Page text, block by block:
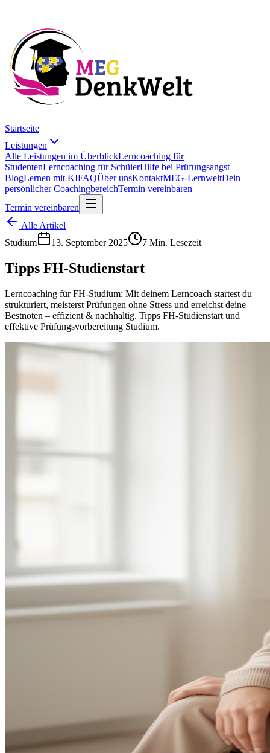
Startseite
Leistungen
Alle Leistungen im ÜberblickLerncoaching für
StudentenLerncoaching für SchülerHilfe bei Prüfungsangst
BlogLernen mit KIFAQÜber unsKontaktMEG-LernweltDein
persönlicher CoachingbereichTermin vereinbaren
Termin vereinbaren
Alle Artikel
Studium
13. September 2025 7 Min. Lesezeit
Tipps FH-Studienstart
Lerncoaching für FH-Studium: Mit deinem Lerncoach startest du
strukturiert, meisterst Prüfungen ohne Stress und erreichst deine
Bestnoten – effizient & nachhaltig. Tipps FH-Studienstart und
effektive Prüfungsvorbereitung Studium.